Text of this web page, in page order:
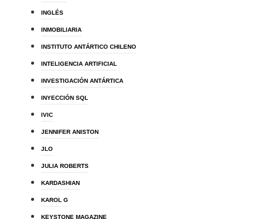
INGLÉS
INMOBILIARIA
INSTITUTO ANTÁRTICO CHILENO
INTELIGENCIA ARTIFICIAL
INVESTIGACIÓN ANTÁRTICA
INYECCIÓN SQL
IVIC
JENNIFER ANISTON
JLO
JULIA ROBERTS
KARDASHIAN
KAROL G
KEYSTONE MAGAZINE